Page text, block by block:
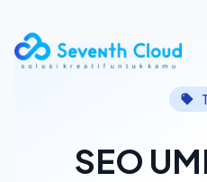
SEO